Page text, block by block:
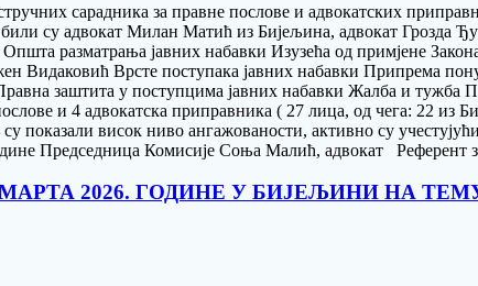
сарадника за правне послове и aдвокатских
су адвокат Милан Матић из Бијељина, адвокат Грозда
разматрања јавних набавки Изузећа од примјене
Видаковић Врсте поступака јавних набавки Припрема
заштита у поступцима јавних набавки Жалба и тужба
и 4 адвокатска приправника ( 27 лица, од чега: 22 из
показали висок ниво ангажованости, активно су
Председница Комисије Соња Малић, адвокат Референт
2026. ГОДИНЕ У БИЈЕЉИНИ НА